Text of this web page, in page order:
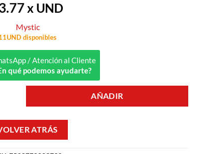
x UND
Mystic
disponibles
/ Atención al Cliente
qué podemos ayudarte?
30ML MYSTIC cantidad
AÑADIR